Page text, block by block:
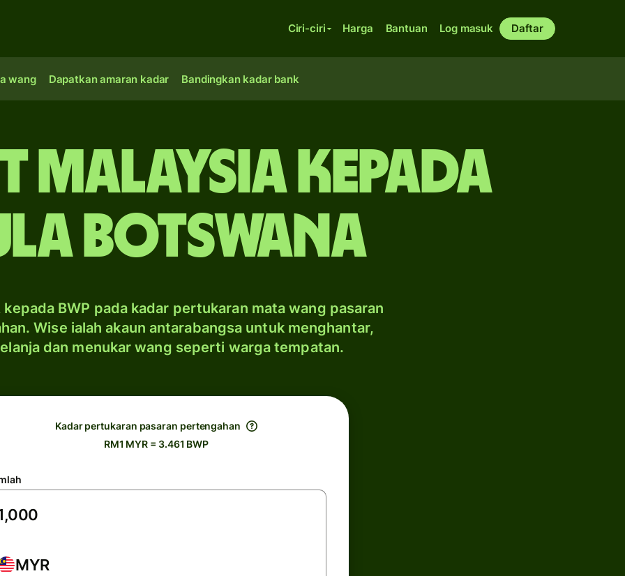
Ciri-ciri Harga Bantuan Log masuk Daftar
wang Dapatkan amaran kadar Bandingkan kadar bank
kepada
Botswana
kepada BWP pada kadar pertukaran mata wang pasaran
Wise ialah akaun antarabangsa untuk menghantar,
dan menukar wang seperti warga tempatan.
Kadar pertukaran pasaran pertengahan
RM1 MYR = 3.461 BWP
MYR